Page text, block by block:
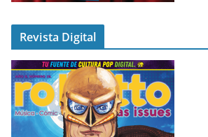
Revista Digital